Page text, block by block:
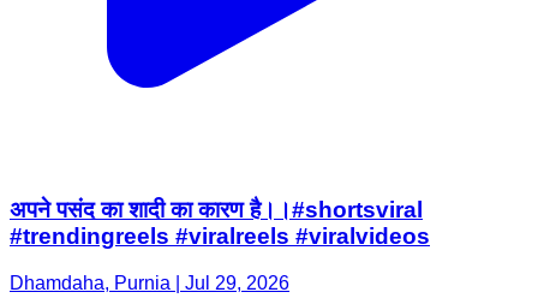
अपने पसंद का शादी का कारण है।।#shortsviral
#trendingreels #viralreels #viralvideos
Dhamdaha, Purnia | Jul 29, 2026